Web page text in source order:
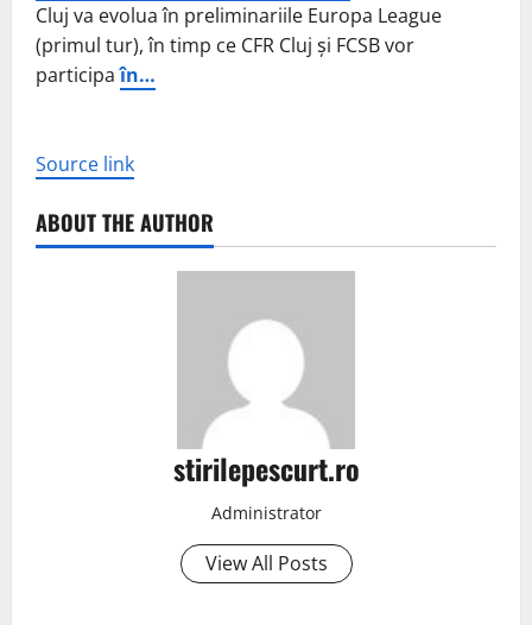
Cluj va evolua în preliminariile Europa League
(primul tur), în timp ce CFR Cluj și FCSB vor
participaîn…
Source link
ABOUT THE AUTHOR
stirilepescurt.ro
Administrator
View All Posts